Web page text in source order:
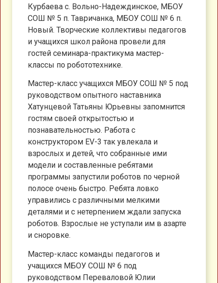
Курбаева с. Вольно-Надеждинское, МБОУ
СОШ № 5 п. Тавричанка, МБОУ СОШ № 6 п.
Новый. Творческие коллективы педагогов
и учащихся школ района провели для
гостей семинара-практикума мастер-
классы по робототехнике.
Мастер-класс учащихся МБОУ СОШ № 5 под
руководством опытного наставника
Хатунцевой Татьяны Юрьевны запомнится
гостям своей открытостью и
познавательностью. Работа с
конструктором EV-3 так увлекала и
взрослых и детей, что собранные ими
модели и составленные ребятами
программы запустили роботов по черной
полосе очень быстро. Ребята ловко
управились с различными мелкими
деталями и с нетерпением ждали запуска
роботов. Взрослые не уступали им в азарте
и сноровке.
Мастер-класс команды педагогов и
учащихся МБОУ СОШ № 6 под
руководством Переваловой Юлии